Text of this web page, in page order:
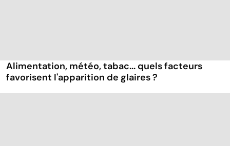
Alimentation, météo, tabac... quels facteurs
favorisent l'apparition de glaires ?